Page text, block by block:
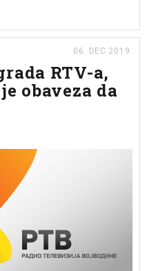
06. DEC 2019.
RTV-a,
obaveza da